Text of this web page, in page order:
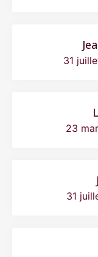
31
23
31